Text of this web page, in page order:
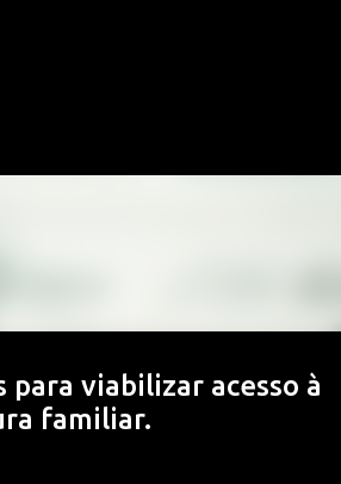
para viabilizar acesso à
familiar.